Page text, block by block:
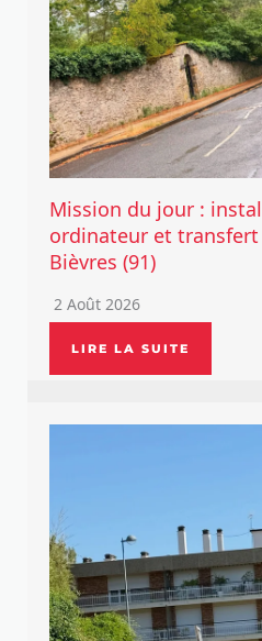
Mission du jour :
ordinateur et transfert
Bièvres (91)
2 Août 2026
LIRE LA SUITE